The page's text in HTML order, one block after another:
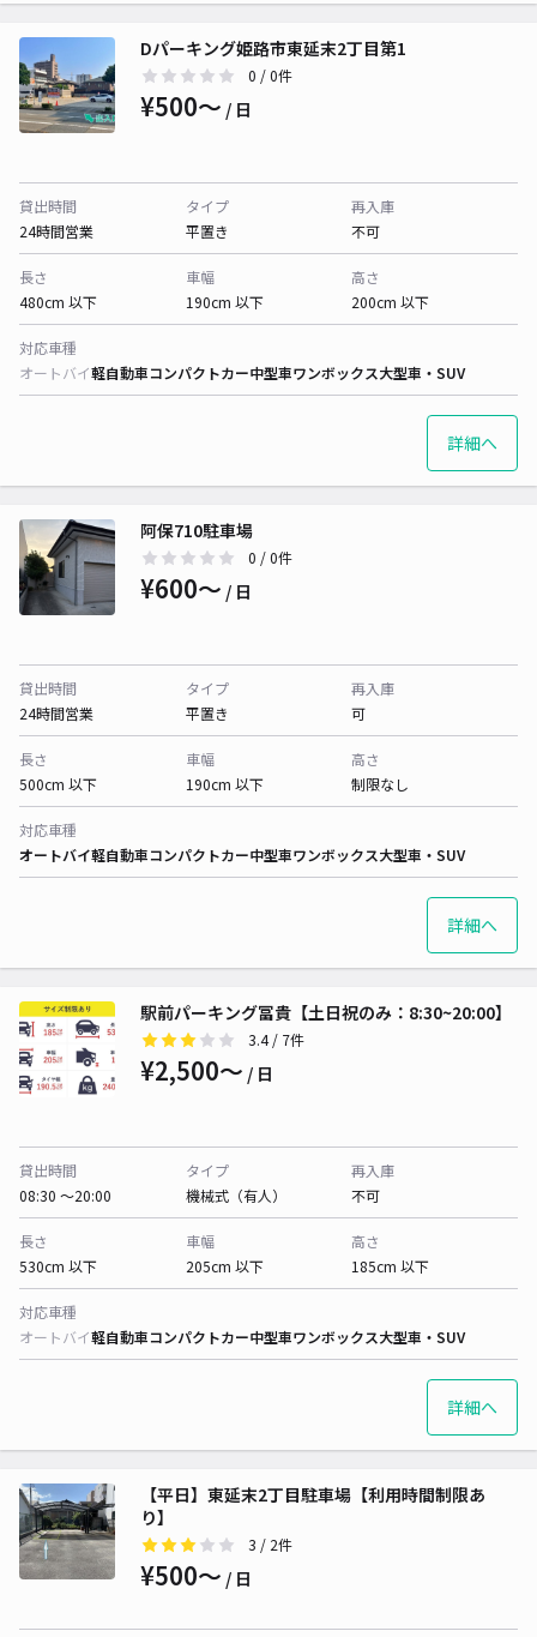
Dパーキング姫路市東延末2丁目第1
0 / 0件
¥500〜 / 日
貸出時間
24時間営業
タイプ
平置き
再入庫
不可
長さ
480cm 以下
車幅
190cm 以下
高さ
200cm 以下
対応車種
オートバイ軽自動車コンパクトカー中型車ワンボックス大型車・SUV
詳細へ
阿保710駐車場
0 / 0件
¥600〜 / 日
貸出時間
24時間営業
タイプ
平置き
再入庫
可
長さ
500cm 以下
車幅
190cm 以下
高さ
制限なし
対応車種
オートバイ軽自動車コンパクトカー中型車ワンボックス大型車・SUV
詳細へ
駅前パーキング冨貴【土日祝のみ：8:30~20:00】
3.4/ 7件
¥2,500〜 / 日
貸出時間
08:30 〜20:00
タイプ
機械式（有人）
再入庫
不可
長さ
530cm 以下
車幅
205cm 以下
高さ
185cm 以下
対応車種
オートバイ軽自動車コンパクトカー中型車ワンボックス大型車・SUV
詳細へ
【平日】東延末2丁目駐車場【利用時間制限あ
り】
3 / 2件
¥500〜 / 日